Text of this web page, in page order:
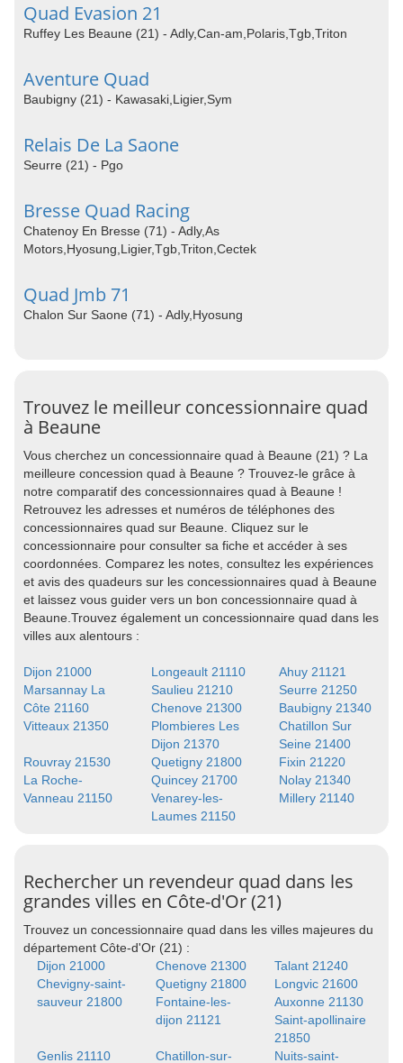
Quad Evasion 21
Ruffey Les Beaune (21) - Adly,Can-am,Polaris,Tgb,Triton
Aventure Quad
Baubigny (21) - Kawasaki,Ligier,Sym
Relais De La Saone
Seurre (21) - Pgo
Bresse Quad Racing
Chatenoy En Bresse (71) - Adly,As
Motors,Hyosung,Ligier,Tgb,Triton,Cectek
Quad Jmb 71
Chalon Sur Saone (71) - Adly,Hyosung
Trouvez le meilleur concessionnaire quad
à Beaune
Vous cherchez un concessionnaire quad à Beaune (21) ? La
meilleure concession quad à Beaune ? Trouvez-le grâce à
notre comparatif des concessionnaires quad à Beaune !
Retrouvez les adresses et numéros de téléphones des
concessionnaires quad sur Beaune. Cliquez sur le
concessionnaire pour consulter sa fiche et accéder à ses
coordonnées. Comparez les notes, consultez les expériences
et avis des quadeurs sur les concessionnaires quad à Beaune
et laissez vous guider vers un bon concessionnaire quad à
Beaune.Trouvez également un concessionnaire quad dans les
villes aux alentours :
Dijon 21000 Longeault 21110
Ahuy 21121
Marsannay La
Côte 21160
Saulieu 21210
Seurre 21250
Chenove 21300
Baubigny 21340
Vitteaux 21350
Plombieres Les
Dijon 21370
Chatillon Sur
Seine 21400
Rouvray 21530
Quetigny 21800
Fixin 21220
La Roche-
Vanneau 21150
Quincey 21700
Nolay 21340
Venarey-les-
Laumes 21150
Millery 21140
Rechercher un revendeur quad dans les
grandes villes en Côte-d'Or (21)
Trouvez un concessionnaire quad dans les villes majeures du
département Côte-d'Or (21) :
Dijon 21000
Chenove 21300
Talant 21240
Chevigny-saint-
sauveur 21800
Quetigny 21800
Longvic 21600
Fontaine-les-
dijon 21121
Auxonne 21130
Saint-apollinaire
21850
Genlis 21110
Chatillon-sur- Nuits-saint-